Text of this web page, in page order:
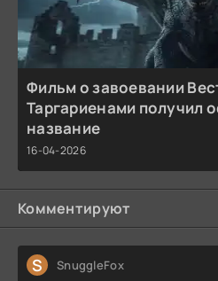
Фильм о завоевании
Таргариенами получил
название
16-04-2026
Комментируют
S SnuggleFox